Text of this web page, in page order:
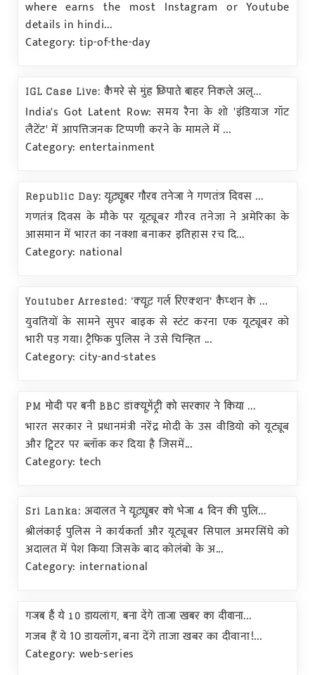
where earns the most Instagram or Youtube
details in hindi...
Category: tip-of-the-day
IGL Case Live: कैमरे से मुंह छिपाते बाहर निकले अल्...
India's Got Latent Row: समय रैना के शो 'इंडियाज गॉट
लैटेंट' में आपत्तिजनक टिप्पणी करने के मामले में ...
Category: entertainment
Republic Day: यूट्यूबर गौरव तनेजा ने गणतंत्र दिवस ...
गणतंत्र दिवस के मौके पर यूट्यूबर गौरव तनेजा ने अमेरिका के
आसमान में भारत का नक्शा बनाकर इतिहास रच दि...
Category: national
Youtuber Arrested: 'क्यूट गर्ल रिएक्शन' कैप्शन के ...
युवतियों के सामने सुपर बाइक से स्टंट करना एक यूट्यूबर को
भारी पड़ गया। ट्रैफिक पुलिस ने उसे चिन्हित ...
Category: city-and-states
PM मोदी पर बनी BBC डॉक्यूमेंट्री को सरकार ने किया ...
भारत सरकार ने प्रधानमंत्री नरेंद्र मोदी के उस वीडियो को यूट्यूब
और ट्विटर पर ब्लॉक कर दिया है जिसमें...
Category: tech
Sri Lanka: अदालत ने यूट्यूबर को भेजा 4 दिन की पुलि...
श्रीलंकाई पुलिस ने कार्यकर्ता और यूट्यूबर सिपाल अमरसिंघे को
अदालत में पेश किया जिसके बाद कोलंबो के अ...
Category: international
गजब हैं ये 10 डायलॉग, बना देंगे ताजा खबर का दीवाना...
गजब हैं ये 10 डायलॉग, बना देंगे ताजा खबर का दीवाना!...
Category: web-series